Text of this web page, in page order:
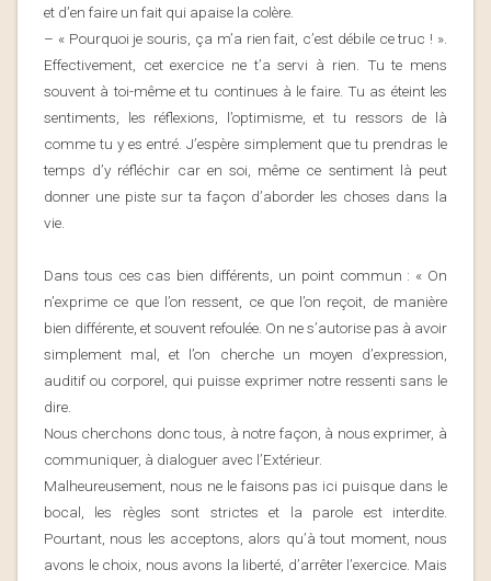
et d’en faire un fait qui apaise la colère.
– « Pourquoi je souris, ça m’a rien fait, c’est débile ce truc ! ».
Effectivement, cet exercice ne t’a servi à rien. Tu te mens
souvent à toi-même et tu continues à le faire. Tu as éteint les
sentiments, les réflexions, l’optimisme, et tu ressors de là
comme tu y es entré. J’espère simplement que tu prendras le
temps d’y réfléchir car en soi, même ce sentiment là peut
donner une piste sur ta façon d’aborder les choses dans la
vie.
Dans tous ces cas bien différents, un point commun : « On
n’exprime ce que l’on ressent, ce que l’on reçoit, de manière
bien différente, et souvent refoulée. On ne s’autorise pas à avoir
simplement mal, et l’on cherche un moyen d’expression,
auditif ou corporel, qui puisse exprimer notre ressenti sans le
dire.
Nous cherchons donc tous, à notre façon, à nous exprimer, à
communiquer, à dialoguer avec l’Extérieur.
Malheureusement, nous ne le faisons pas ici puisque dans le
bocal, les règles sont strictes et la parole est interdite.
Pourtant, nous les acceptons, alors qu’à tout moment, nous
avons le choix, nous avons la liberté, d’arrêter l’exercice. Mais